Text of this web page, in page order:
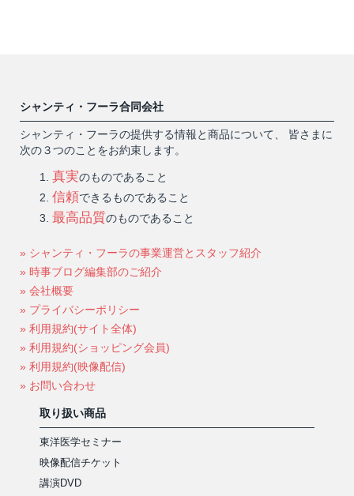
シャンティ・フーラ合同会社
シャンティ・フーラの提供する情報と商品について、 皆さまに
次の３つのことをお約束します。
真実のものであること
信頼できるものであること
最高品質のものであること
» シャンティ・フーラの事業運営とスタッフ紹介
» 時事ブログ編集部のご紹介
» 会社概要
» プライバシーポリシー
» 利用規約(サイト全体)
» 利用規約(ショッピング会員)
» 利用規約(映像配信)
» お問い合わせ
取り扱い商品
東洋医学セミナー
映像配信チケット
講演DVD